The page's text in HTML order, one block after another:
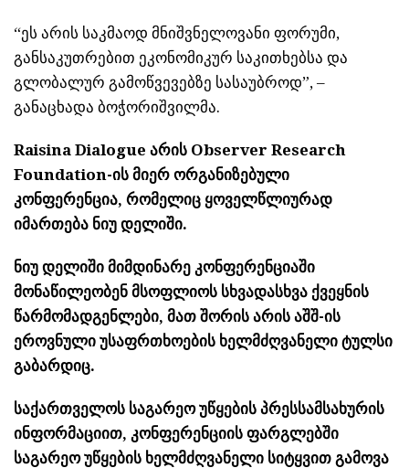
“ეს არის საკმაოდ მნიშვნელოვანი ფორუმი,
განსაკუთრებით ეკონომიკურ საკითხებსა და
გლობალურ გამოწვევებზე სასაუბროდ”, –
განაცხადა ბოჭორიშვილმა.
Raisina Dialogue არის Observer Research
Foundation-ის მიერ ორგანიზებული
კონფერენცია, რომელიც ყოველწლიურად
იმართება ნიუ დელიში.
ნიუ დელიში მიმდინარე კონფერენციაში
მონაწილეობენ მსოფლიოს სხვადასხვა ქვეყნის
წარმომადგენლები, მათ შორის არის აშშ-ის
ეროვნული უსაფრთხოების ხელმძღვანელი ტულსი
გაბარდიც.
საქართველოს საგარეო უწყების პრესსამსახურის
ინფორმაციით, კონფერენციის ფარგლებში
საგარეო უწყების ხელმძღვანელი სიტყვით გამოვა